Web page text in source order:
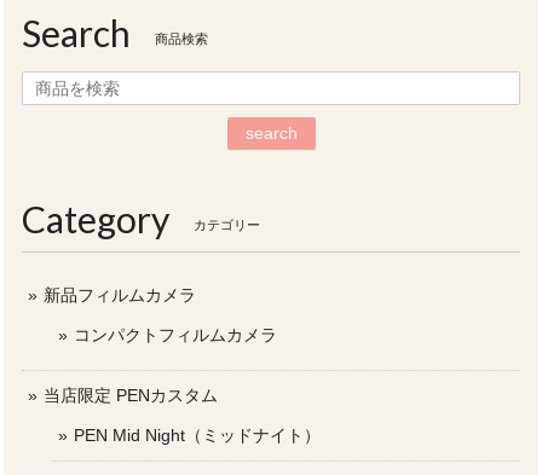
Search 商品検索
search
Category カテゴリー
新品フィルムカメラ
コンパクトフィルムカメラ
当店限定 PENカスタム
PEN Mid Night（ミッドナイト）